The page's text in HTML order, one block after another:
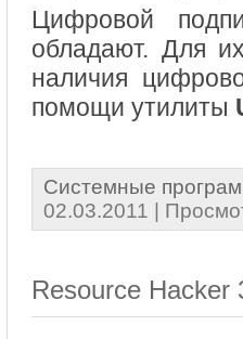
Цифровой
обладают. Для
наличия
помощи утилиты
Системные
02.03.2011 |
Resource Hacker